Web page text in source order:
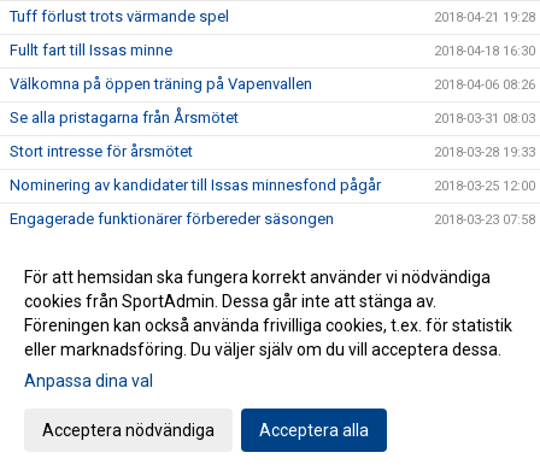
Tuff förlust trots värmande spel 2018-04-21 19:28
Fullt fart till Issas minne 2018-04-18 16:30
Välkomna på öppen träning på Vapenvallen 2018-04-06 08:26
Se alla pristagarna från Årsmötet 2018-03-31 08:03
Stort intresse för årsmötet 2018-03-28 19:33
Nominering av kandidater till Issas minnesfond pågår 2018-03-25 12:00
Engagerade funktionärer förbereder säsongen 2018-03-23 07:58
Ministerbesök i Smeden 2018-03-15 22:13
Segersviten fortsätter 2018-03-04 19:12
Funktionärsträff 21/3 kl 18.00 2018-02-19 15:41
Damerna startar 2018 med vinst
Matcher i helgen
Ungdomstränare på utbildning i Spanien
För att hemsidan ska fungera korrekt använder vi nödvändiga
cookies från SportAdmin. Dessa går inte att stänga av.
Föreningen kan också använda frivilliga cookies, t.ex. för statistik
eller marknadsföring. Du väljer själv om du vill acceptera dessa.
Anpassa dina val
Acceptera nödvändiga Acceptera alla